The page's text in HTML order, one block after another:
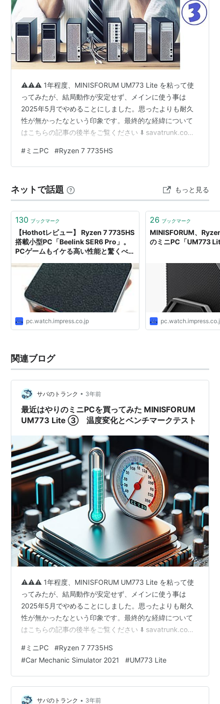
⚠️⚠️⚠️ 1年程度、MINISFORUM UM773 Lite を粘って使
ってみたが、結局動作が安定せず、メインに使う事は
2025年5月でやめることにしました。思ったよりも耐久
性が無かったなという印象です。最終的な経緯について
はこちらの記事の後半をご覧ください ⬇️ savatrunk.com
いうミニPCを買いました。 この機種をなぜ選んだかにつ
いて、その経緯とデータを示しておくことで、今ミニPC
い、記事にまとめてみました。 ①,②からの続きです。
⬇️ ①で3つのメーカ…
#ミニPC #Ryzen 7 7735HS
ネットで話題 もっと見る
130 ブックマーク
【Hothotレビュー】 Ryzen 7 7735HS
搭載小型PC「Beelink SER6 Pro」。
PCゲームもイケる高い性能と驚くべき
pc.watch.impress.co.jp
26 ブックマーク
MINISFORUM、
のミニPC「UM773
関連ブログ
サバのトランク • 3年前
最近はやりのミニPCを買ってみた MINISFORUM
UM773 Lite ③ 温度変化とベンチマークテスト
⚠️⚠️⚠️ 1年程度、MINISFORUM UM773 Lite を粘って使
ってみたが、結局動作が安定せず、メインに使う事は
2025年5月でやめることにしました。思ったよりも耐久
性が無かったなという印象です。最終的な経緯について
はこちらの記事の後半をご覧ください ⬇️ savatrunk.com
ったのは、MINISFORUM UM773 Lite 本当に手のひらサ
イズです。サイズ：幅127mm × 奥行き128mm × 高さ
47mm / 約600g ⬇️ ①の紹介記事 ⬇️ ②の 2.5インチSATA
SSDの追加記事に続いて 今回…
#ミニPC #Ryzen 7 7735HS
#Car Mechanic Simulator 2021 #UM773 Lite
サバのトランク • 3年前